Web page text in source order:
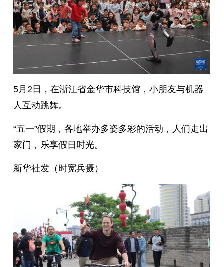
5月2日，在浙江省金华市科技馆，小朋友与机器
人互动跳舞。
“五一”假期，各地举办多姿多彩的活动，人们走出
家门，乐享假日时光。
新华社发（时宽兵摄）